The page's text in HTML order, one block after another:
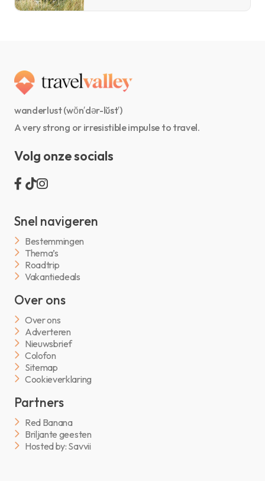
wanderlust (wŏn′dər-lŭst′)
A very strong or irresistible impulse to travel.
Volg onze socials
Snel navigeren
Bestemmingen
Thema’s
Roadtrip
Vakantiedeals
Over ons
Over ons
Adverteren
Nieuwsbrief
Colofon
Sitemap
Cookieverklaring
Partners
Red Banana
Briljante geesten
Hosted by: Savvii